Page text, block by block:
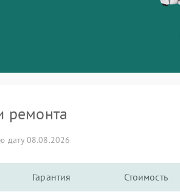
ремонта
дату 08.08.2026
Гарантия Стоимость